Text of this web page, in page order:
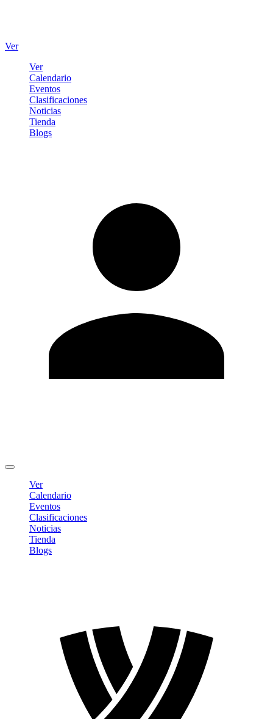
Ver
Ver
Calendario
Eventos
Clasificaciones
Noticias
Tienda
Blogs
Ver
Calendario
Eventos
Clasificaciones
Noticias
Tienda
Blogs